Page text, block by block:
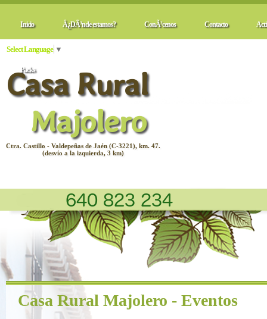
Inicio Â¿DÃ³nde estamos? ConÃ³cenos Contacto
Packs
Casa Rural
Majolero
Ctra. Castillo - Valdepeñas de Jaén (C-3221), km. 47.
(desvío a la izquierda, 3 km)
Select Language ▼
Casa Rural Majolero - Eventos